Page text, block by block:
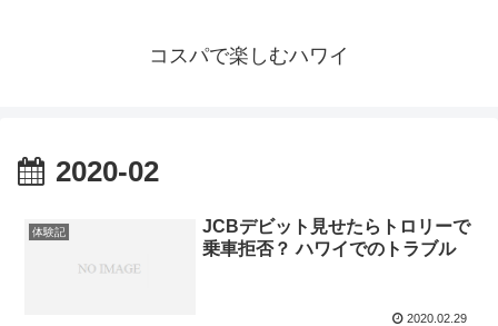
コスパで楽しむハワイ
2020-02
体験記
JCBデビット見せたらトロリーで
乗車拒否？ ハワイでのトラブル
2020.02.29